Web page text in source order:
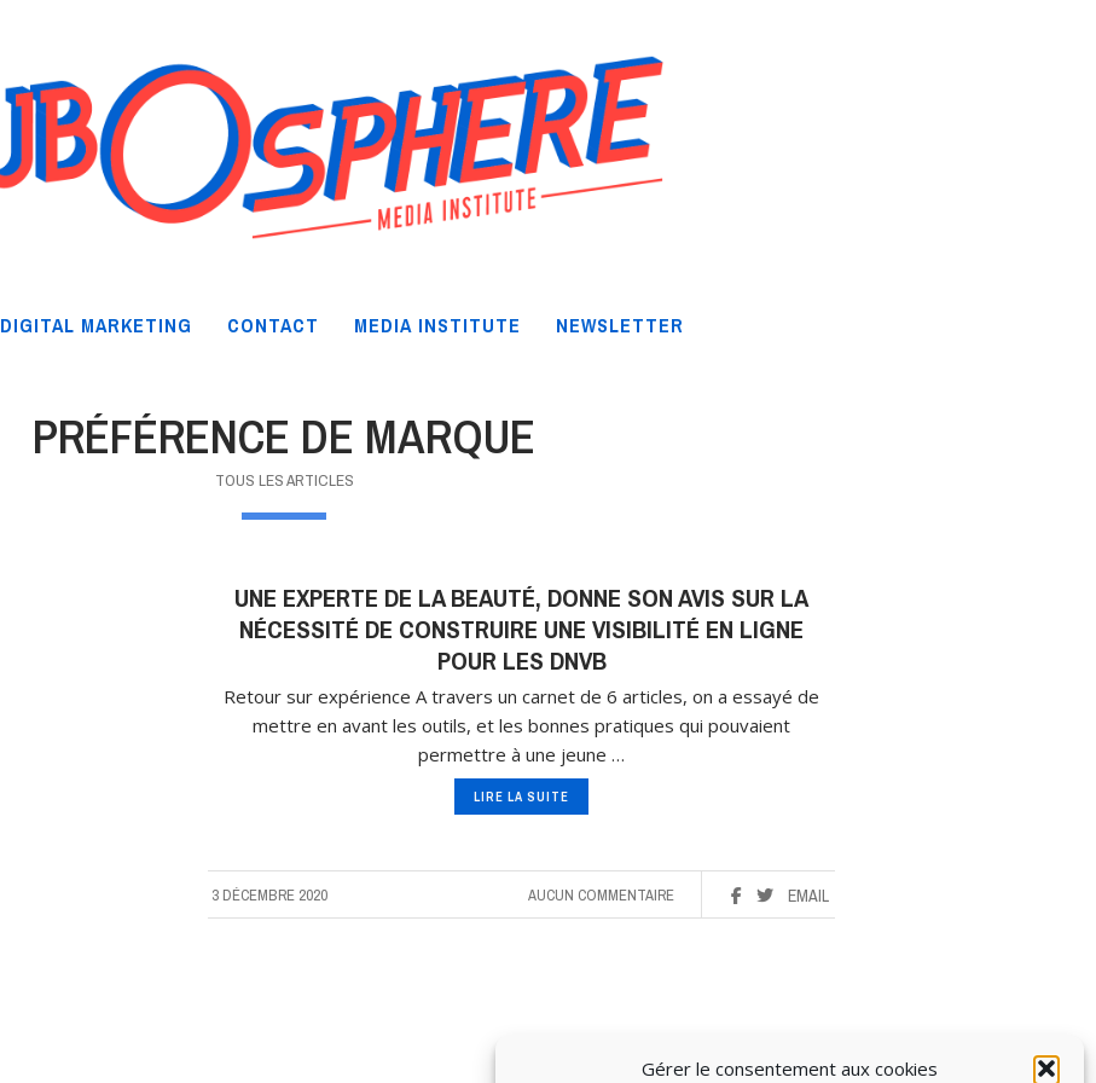
Gérer le consentement aux cookies
DIGITAL MARKETING CONTACT MEDIA INSTITUTE NEWSLETTER
PRÉFÉRENCE DE MARQUE
TOUS LES ARTICLES
UNE EXPERTE DE LA BEAUTÉ, DONNE SON AVIS SUR LA
NÉCESSITÉ DE CONSTRUIRE UNE VISIBILITÉ EN LIGNE
POUR LES DNVB
Retour sur expérience A travers un carnet de 6 articles, on a essayé de
mettre en avant les outils, et les bonnes pratiques qui pouvaient
permettre à une jeune …
LIRE LA SUITE
3 DÉCEMBRE 2020 EMAIL
AUCUN COMMENTAIRE